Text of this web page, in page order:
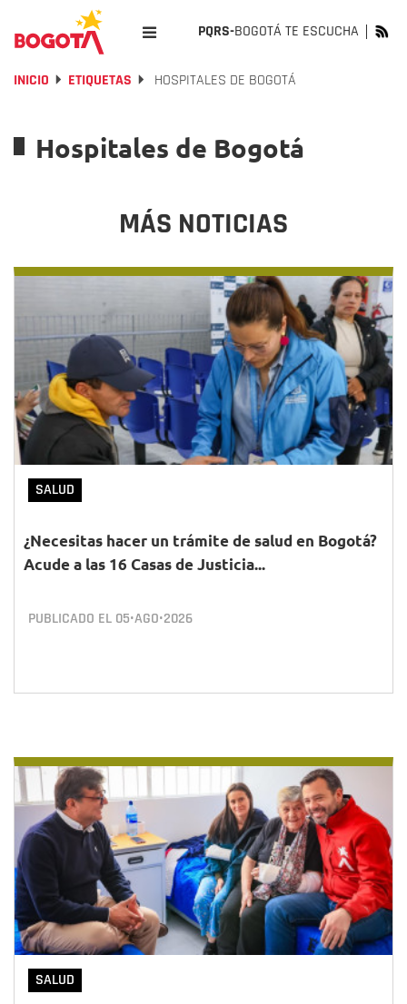
PQRS-BOGOTÁ TE ESCUCHA
INICIO ETIQUETAS HOSPITALES DE BOGOTÁ
Hospitales de Bogotá
MÁS NOTICIAS
SALUD
¿Necesitas hacer un trámite de salud en Bogotá?
Acude a las 16 Casas de Justicia...
PUBLICADO EL 05•AGO•2026
SALUD